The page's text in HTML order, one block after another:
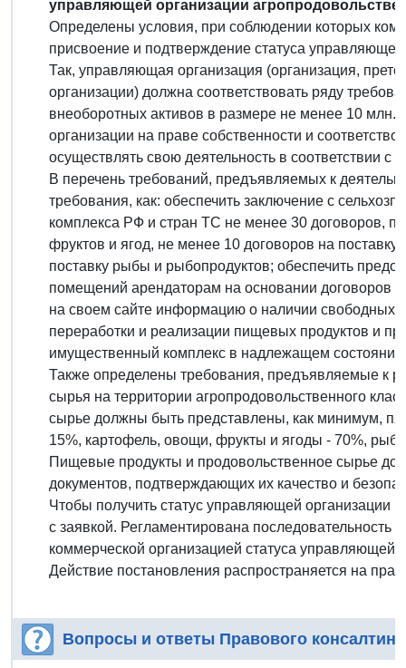
управляющей организации
Определены условия, при соблюдении которых
присвоение и подтверждение статуса
Так, управляющая организация (организация,
организации) должна соответствовать ряду
внеоборотных активов в размере не менее 10
организации на праве собственности и
осуществлять свою деятельность в соответствии
В перечень требований, предъявляемых к
требования, как: обеспечить заключение с
комплекса РФ и стран ТС не менее 30 договоров,
фруктов и ягод, не менее 10 договоров на
поставку рыбы и рыбопродуктов; обеспечить
помещений арендаторам на основании договоров
на своем сайте информацию о наличии свободных
переработки и реализации пищевых продуктов и
имущественный комплекс в надлежащем состоянии
Также определены требования, предъявляемые к
сырья на территории агропродовольственного
сырье должны быть представлены, как минимум,
15%, картофель, овощи, фрукты и ягоды - 70%,
Пищевые продукты и продовольственное сырье
документов, подтверждающих их качество и
Чтобы получить статус управляющей организации
с заявкой. Регламентирована
коммерческой организацией статуса управляющей
Действие постановления распространяется на
Вопросы и ответы Правового